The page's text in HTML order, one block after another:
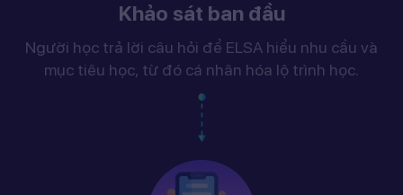
Khảo sát ban đầu
Người học trả lời câu hỏi để ELSA hiểu nhu cầu và
mục tiêu học, từ đó cá nhân hóa lộ trình học.